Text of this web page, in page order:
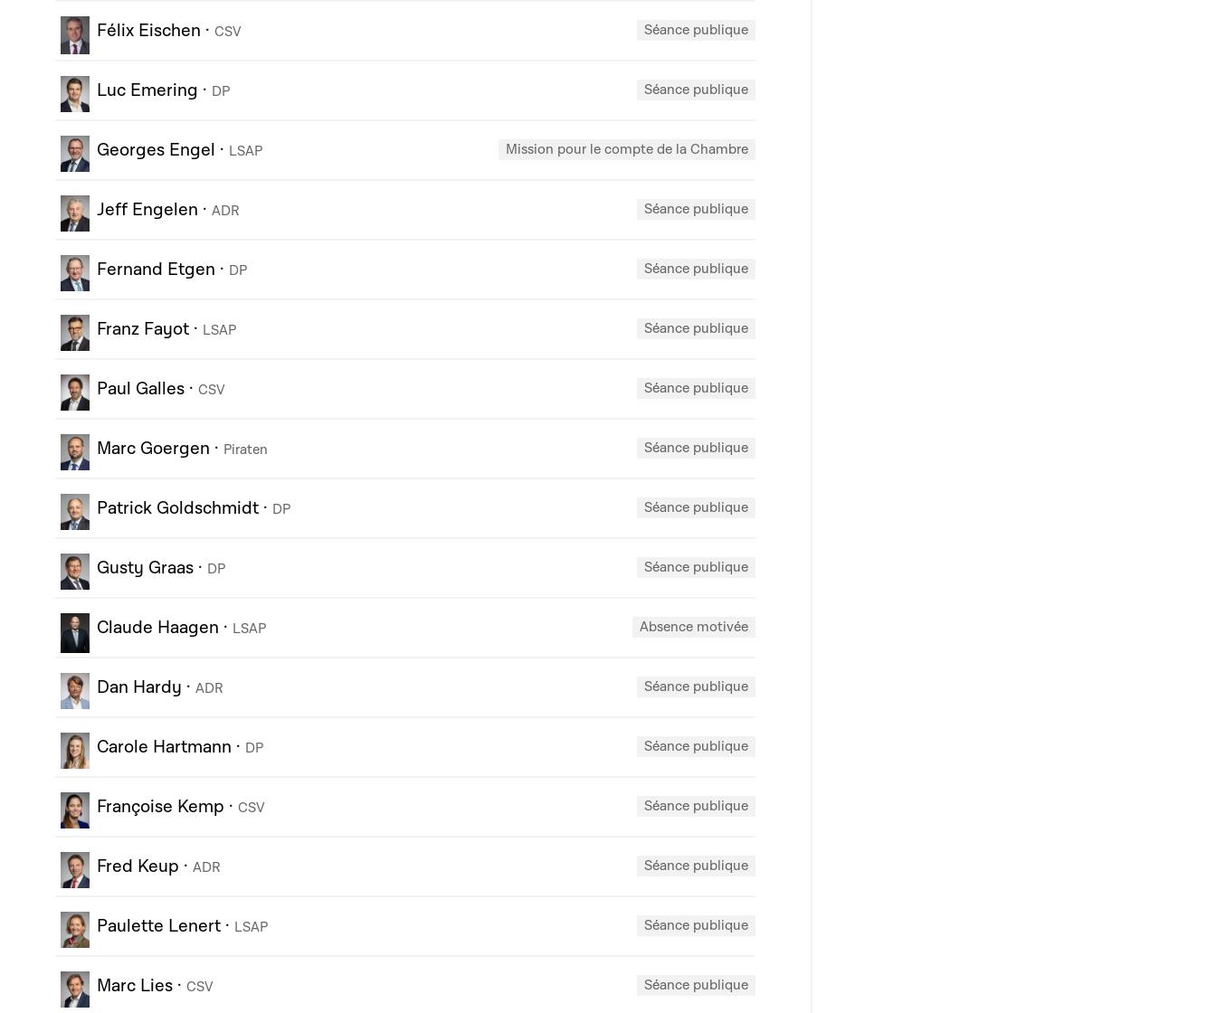
Félix Eischen · CSV Séance publique
Luc Emering · DP Séance publique
Georges Engel · LSAP Mission pour le compte de la Chambre
Jeff Engelen · ADR Séance publique
Fernand Etgen · DP Séance publique
Franz Fayot · LSAP Séance publique
Paul Galles · CSV Séance publique
Marc Goergen · Piraten Séance publique
Patrick Goldschmidt · DP Séance publique
Gusty Graas · DP Séance publique
Claude Haagen · LSAP Absence motivée
Dan Hardy · ADR Séance publique
Carole Hartmann · DP Séance publique
Françoise Kemp · CSV Séance publique
Fred Keup · ADR Séance publique
Paulette Lenert · LSAP Séance publique
Marc Lies · CSV Séance publique